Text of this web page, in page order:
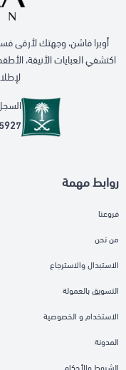
أوبرا فاشن، وجهتك لأرقى
اكتشفي العبايات الأنيقة،
روابط مهمة
فروعنا
من نحن
الاستبدال والاسترجاع
التسويق بالعمولة
الاستخدام و الخصوصية
المدونة